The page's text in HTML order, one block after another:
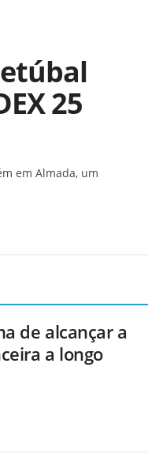
25
em Almada, um
de alcançar a
a longo